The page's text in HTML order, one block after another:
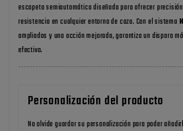
escopeta semiautomática diseñada para ofrecer
resistencia en cualquier entorno de caza. Con el sistema
ampliados y una acción mejorada, garantiza un disparo
efectivo.
Personalización del producto
No olvide guardar su personalización para poder